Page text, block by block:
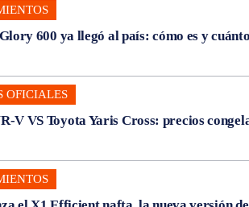
600 ya llegó al país: cómo es y
OFICIALES
V VS Toyota Yaris Cross: precios